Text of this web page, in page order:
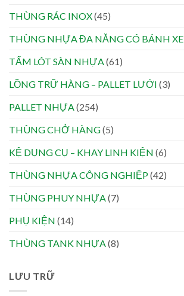
THÙNG RÁC INOX(45)
THÙNG NHỰA ĐA NĂNG CÓ BÁNH XE
TẤM LÓT SÀN NHỰA(61)
LỒNG TRỮ HÀNG – PALLET LƯỚI (3)
PALLET NHỰA(254)
THÙNG CHỞ HÀNG(5)
KỆ DỤNG CỤ – KHAY LINH KIỆN (6)
THÙNG NHỰA CÔNG NGHIỆP(42)
THÙNG PHUY NHỰA(7)
PHỤ KIỆN (14)
THÙNG TANK NHỰA(8)
LƯU TRỮ